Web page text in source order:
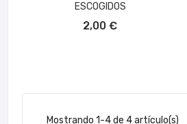
ESCOGIDOS
2,00 €
Mostrando 1-4 de 4 artículo(s)